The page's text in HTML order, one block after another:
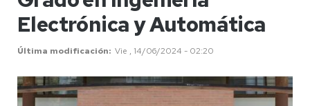
Electrónica y Automática
Última modificación Vie , 14/06/2024 - 02:20